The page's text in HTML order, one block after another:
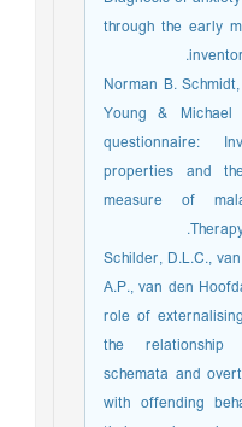
through the early
Norman B.
Young &
questionnaire:
properties and
measure of
Schilder, D.L.C.,
A.P., van den
role of
the
schemata and
with offending